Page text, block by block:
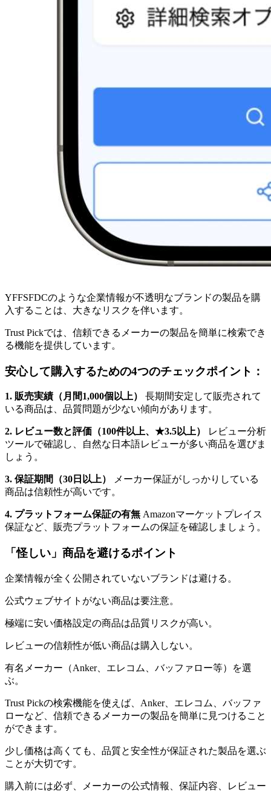
YFFSFDCのような企業情報が不透明なブランドの製品を購
入することは、大きなリスクを伴います。
Trust Pickでは、信頼できるメーカーの製品を簡単に検索でき
る機能を提供しています。
安心して購入するための4つのチェックポイント：
1. 販売実績（月間1,000個以上）
長期間安定して販売されて
いる商品は、品質問題が少ない傾向があります。
2. レビュー数と評価（100件以上、★3.5以上）
レビュー分析
ツールで確認し、自然な日本語レビューが多い商品を選びま
しょう。
3. 保証期間（30日以上）
メーカー保証がしっかりしている
商品は信頼性が高いです。
4. プラットフォーム保証の有無 Amazonマーケットプレイス
保証など、販売プラットフォームの保証を確認しましょう。
「怪しい」商品を避けるポイント
企業情報が全く公開されていないブランドは避ける。
公式ウェブサイトがない商品は要注意。
極端に安い価格設定の商品は品質リスクが高い。
レビューの信頼性が低い商品は購入しない。
有名メーカー（Anker、エレコム、バッファロー等）を選
ぶ。
Trust Pickの検索機能を使えば、Anker、エレコム、バッファ
ローなど、信頼できるメーカーの製品を簡単に見つけること
ができます。
少し価格は高くても、品質と安全性が保証された製品を選ぶ
ことが大切です。
購入前には必ず、メーカーの公式情報、保証内容、レビュー